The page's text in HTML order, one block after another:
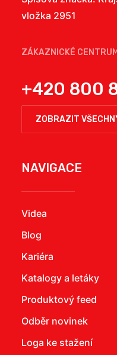
vložka 2951
ZÁKAZNICKÉ
+420 800
ZOBRAZIT
NAVIGACE
Videa
Blog
Kariéra
Katalogy a letáky
Produktový feed
Odběr novinek
Loga ke stažení